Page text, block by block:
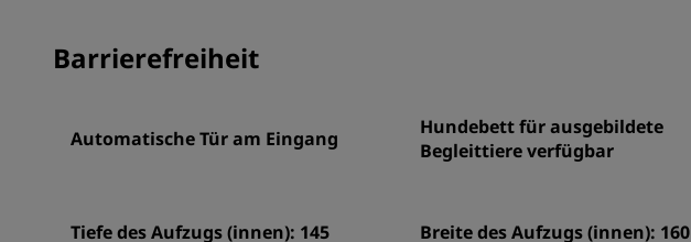
Barrierefreiheit
Automatische Tür am Eingang
Hundebett für ausgebildete
Begleittiere verfügbar
Tiefe des Aufzugs (innen): 145 Breite des Aufzugs (innen): 160